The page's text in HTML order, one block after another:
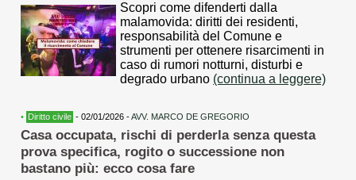
Scopri come difenderti dalla
malamovida: diritti dei residenti,
responsabilità del Comune e
strumenti per ottenere risarcimenti in
caso di rumori notturni, disturbi e
degrado urbano (continua a leggere)
• Diritto civile - 02/01/2026 -AVV. MARCO DE GREGORIO
Casa occupata, rischi di perderla senza questa
prova specifica, rogito o successione non
bastano più: ecco cosa fare